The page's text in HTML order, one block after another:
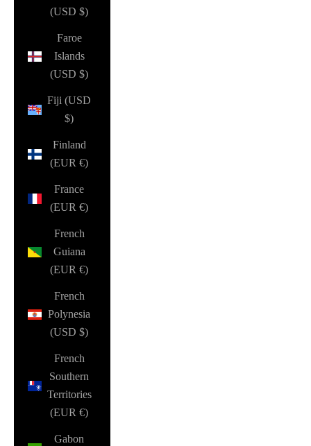
(USD $)
Faroe
Islands
(USD $)
Fiji (USD
$)
Finland
(EUR €)
France
(EUR €)
French
Guiana
(EUR €)
French
Polynesia
(USD $)
French
Southern
Territories
(EUR €)
Gabon